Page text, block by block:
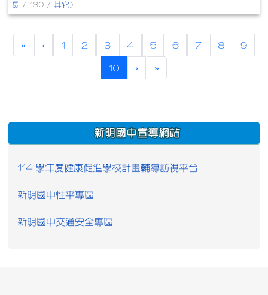
長 / 130 / 其它 )
« ‹ 1 2 3 4 5 6 7 8 9
10(current)
› »
:::
新明國中宣導網站
114 學年度健康促進學校計畫輔導訪視平台
新明國中性平專區
新明國中交通安全專區